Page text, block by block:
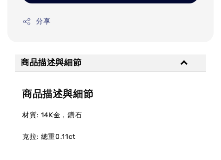
分享
商品描述與細節
商品描述與細節
材質: 14K金，鑽石
克拉: 總重0.11ct